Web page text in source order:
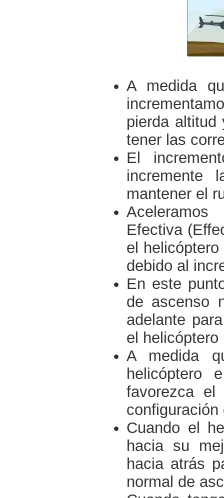
A medida
pierda
tener las
El
incremente
mantener el
Efectiva
el
debido al
En este
de ascenso
adelante
el
A medida
helicóptero
favorezca
Cuando el
hacia su
hacia atrás
normal de